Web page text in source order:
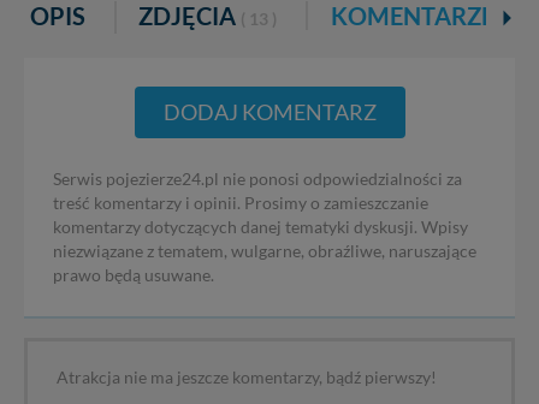
OPIS ZDJĘCIA ( 13 ) KOMENTARZE
DODAJ KOMENTARZ
Serwis pojezierze24.pl nie ponosi odpowiedzialności za
treść komentarzy i opinii. Prosimy o zamieszczanie
komentarzy dotyczących danej tematyki dyskusji. Wpisy
niezwiązane z tematem, wulgarne, obraźliwe, naruszające
prawo będą usuwane.
Atrakcja nie ma jeszcze komentarzy, bądź pierwszy!